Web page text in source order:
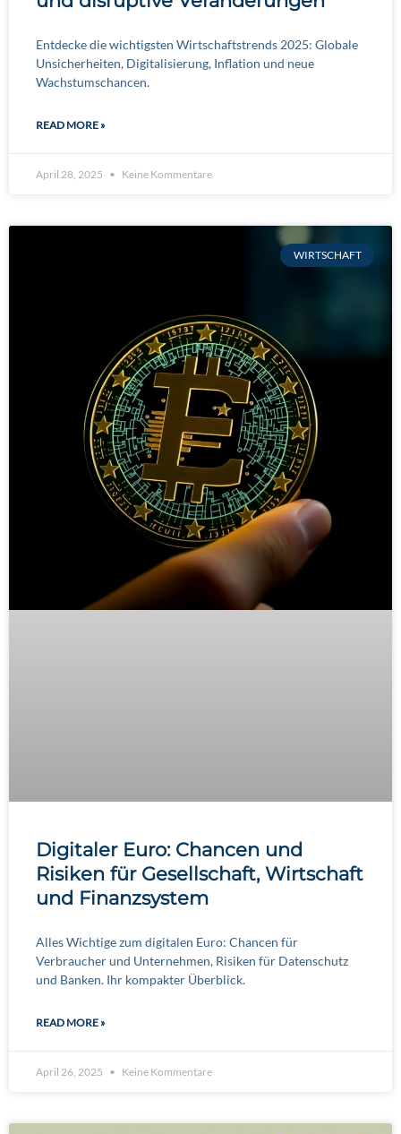
Entdecke die wichtigsten Wirtschaftstrends 2025: Globale
Unsicherheiten, Digitalisierung, Inflation und neue
Wachstumschancen.
READ MORE »
April 28, 2025 Keine Kommentare
WIRTSCHAFT
Digitaler Euro: Chancen und
Risiken für Gesellschaft, Wirtschaft
und Finanzsystem
Alles Wichtige zum digitalen Euro: Chancen für
Verbraucher und Unternehmen, Risiken für Datenschutz
und Banken. Ihr kompakter Überblick.
READ MORE »
April 26, 2025 Keine Kommentare